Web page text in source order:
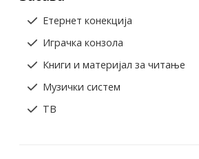
Етернет конекција
Играчка конзола
Книги и материјал за читање
Музички систем
ТВ